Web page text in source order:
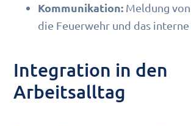
Kommunikation: Meldung
die Feuerwehr und das
Integration in den
Arbeitsalltag